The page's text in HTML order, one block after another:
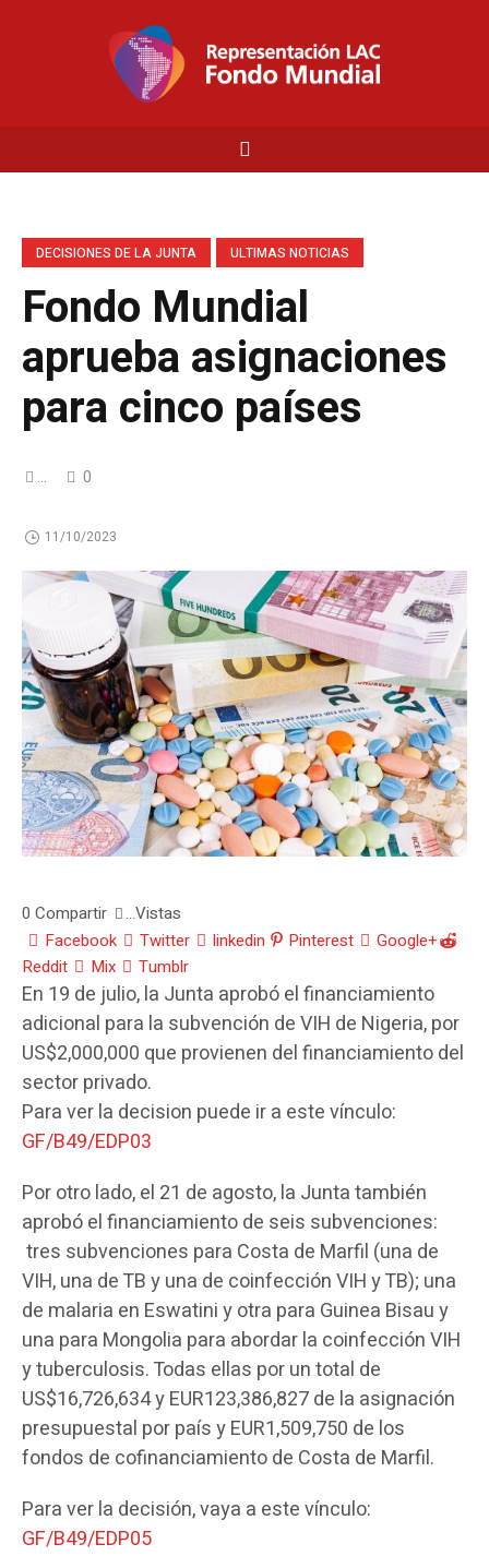
DECISIONES DE LA JUNTA ULTIMAS NOTICIAS
Fondo Mundial
aprueba asignaciones
para cinco países
... 0
11/10/2023
0 Compartir ...Vistas
Facebook
Twitter linkedin Pinterest
Google+
Reddit
Mix Tumblr
En 19 de julio, la Junta aprobó el financiamiento
adicional para la subvención de VIH de Nigeria, por
US$2,000,000 que provienen del financiamiento del
sector privado.
Para ver la decision puede ir a este vínculo:
GF/B49/EDP03
Por otro lado, el 21 de agosto, la Junta también
aprobó el financiamiento de seis subvenciones:
tres subvenciones para Costa de Marfil (una de
VIH, una de TB y una de coinfección VIH y TB); una
de malaria en Eswatini y otra para Guinea Bisau y
una para Mongolia para abordar la coinfección VIH
y tuberculosis. Todas ellas por un total de
US$16,726,634 y EUR123,386,827 de la asignación
presupuestal por país y EUR1,509,750 de los
fondos de cofinanciamiento de Costa de Marfil.
Para ver la decisión, vaya a este vínculo:
GF/B49/EDP05